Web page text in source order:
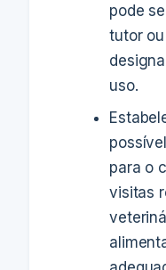
pode
tutor
uso.
para o
visitas